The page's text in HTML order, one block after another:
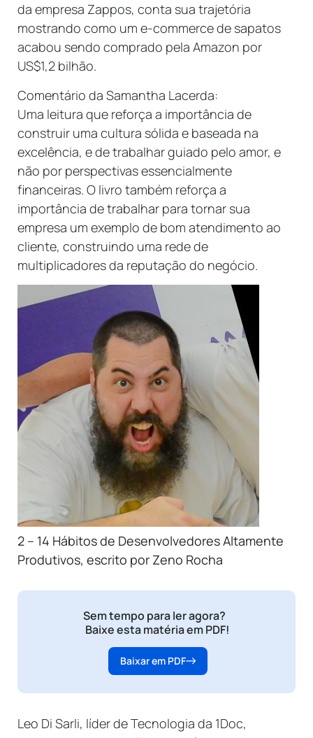
da empresa Zappos, conta sua trajetória
mostrando como um e-commerce de sapatos
acabou sendo comprado pela Amazon por
US$1,2 bilhão.
Comentário da Samantha Lacerda:
Uma leitura que reforça a importância de
construir uma cultura sólida e baseada na
excelência, e de trabalhar guiado pelo amor, e
não por perspectivas essencialmente
financeiras. O livro também reforça a
importância de trabalhar para tornar sua
empresa um exemplo de bom atendimento ao
cliente, construindo uma rede de
multiplicadores da reputação do negócio.
2 – 14 Hábitos de Desenvolvedores Altamente
Produtivos, escrito por Zeno Rocha
Sem tempo para ler agora?
Baixe esta matéria em PDF!
Baixar em PDF
Leo Di Sarli, líder de Tecnologia da 1Doc,